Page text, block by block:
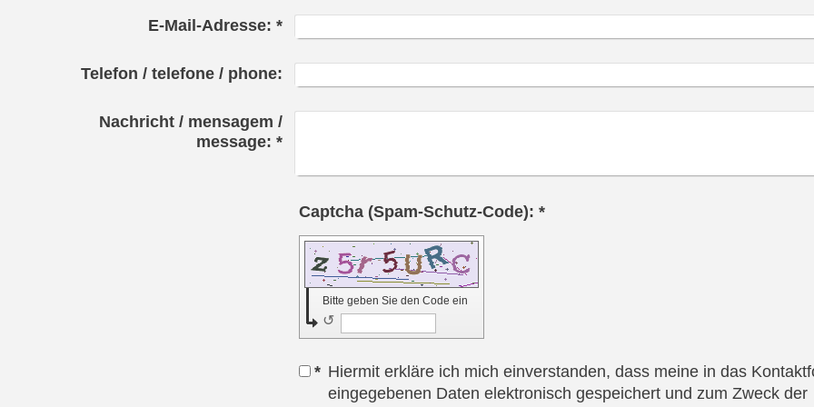
E-Mail-Adresse: *
Telefon / telefone / phone:
Nachricht / mensagem /
message: *
Captcha (Spam-Schutz-Code): *
Bitte geben Sie den Code ein
↺
* Hiermit erkläre ich mich einverstanden, dass meine in das
eingegebenen Daten elektronisch gespeichert und zum Zweck der